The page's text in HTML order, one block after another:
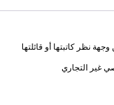
نظر كاتبتها أو قائلتها
غير التجاري